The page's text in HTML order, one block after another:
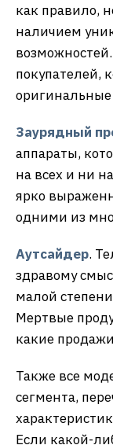
как правило,
наличием
покупателей,
Заурядный
аппараты,
на всех и ни
ярко
одними из
Аутсайдер.
здравому
малой
Мертвые
какие
Также все
сегмента,
Если какой-